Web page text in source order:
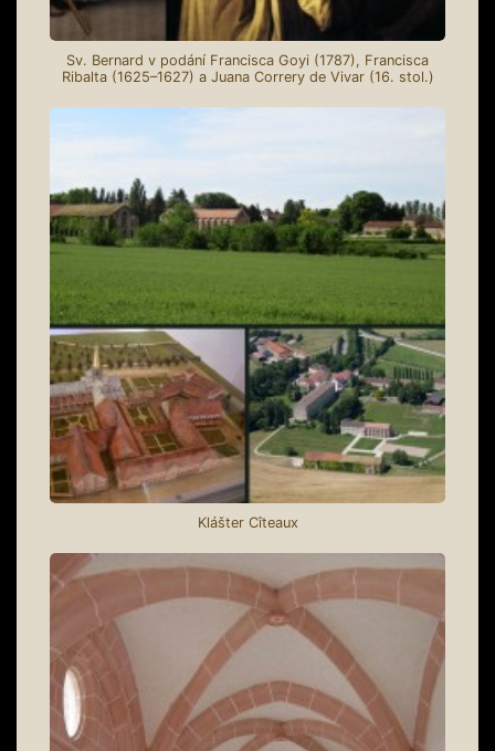
Sv. Bernard v podání Francisca Goyi (1787), Francisca
Ribalta (1625–1627) a Juana Correry de Vivar (16. stol.)
Klášter Cîteaux